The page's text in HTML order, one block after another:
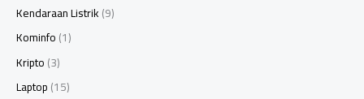
Kendaraan Listrik(9)
Kominfo(1)
Kripto(3)
Laptop(15)